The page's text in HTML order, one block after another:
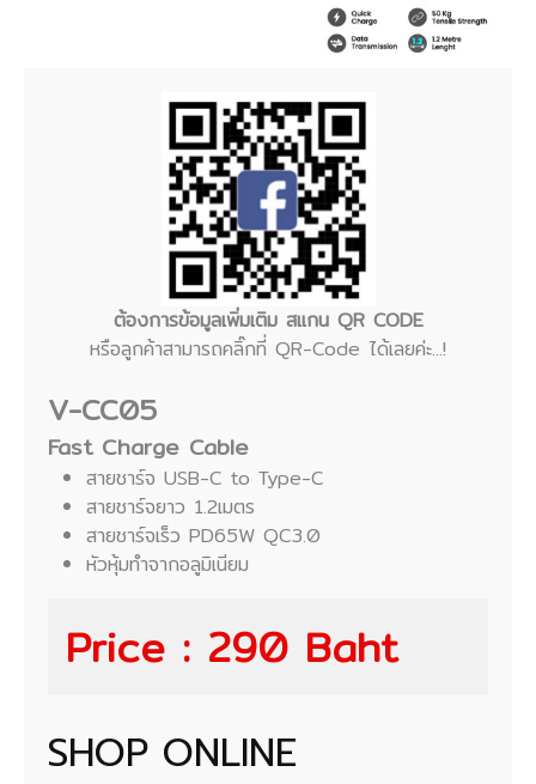
ต้องการข้อมูลเพิ่มเติม สแกน QR CODE
หรือลูกค้าสามารถคลิ๊กที่ QR-Code ได้เลยค่ะ...!
V-CC05
Fast Charge Cable
สายชาร์จ USB-C to Type-C
สายชาร์จยาว 1.2เมตร
สายชาร์จเร็ว PD65W QC3.0
หัวหุ้มทำจากอลูมิเนียม
Price : 290 Baht
SHOP ONLINE